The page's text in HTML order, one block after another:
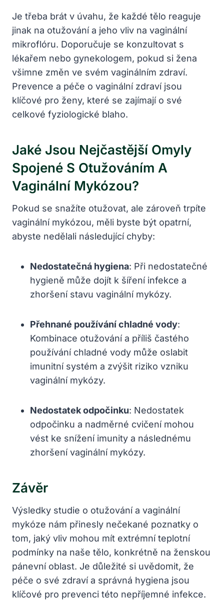
Je třeba brát v úvahu, že každé tělo reaguje
jinak na otužování a jeho vliv na vaginální
mikroflóru. Doporučuje se konzultovat s
lékařem nebo gynekologem, pokud si žena
všimne změn ve svém vaginálním zdraví.
Prevence a péče o vaginální zdraví jsou
klíčové pro ženy, které se zajímají o své
celkové fyziologické blaho.
Jaké Jsou Nejčastější Omyly
Spojené S Otužováním A
Vaginální Mykózou?
Pokud se snažíte otužovat, ale zároveň trpíte
vaginální mykózou, měli byste být opatrní,
abyste nedělali následující chyby:
Nedostatečná hygiena: Při nedostatečné
hygieně může dojít k šíření infekce a
zhoršení stavu vaginální mykózy.
Přehnané používání chladné vody:
Kombinace otužování a příliš častého
používání chladné vody může oslabit
imunitní systém a zvýšit riziko vzniku
vaginální mykózy.
Nedostatek odpočinku: Nedostatek
odpočinku a nadměrné cvičení mohou
vést ke snížení imunity a následnému
zhoršení vaginální mykózy.
Závěr
Výsledky studie o otužování a vaginální
mykóze nám přinesly nečekané poznatky o
tom, jaký vliv mohou mít extrémní teplotní
podmínky na naše tělo, konkrétně na ženskou
pánevní oblast. Je důležité si uvědomit, že
péče o své zdraví a správná hygiena jsou
klíčové pro prevenci této nepříjemné infekce.